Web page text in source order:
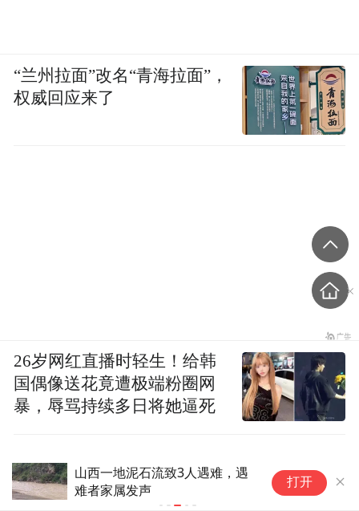
山西一地泥石流致3人遇难，遇
难者家属发声
打开
“兰州拉面”改名“青海拉面”，
权威回应来了
26岁网红直播时轻生！给韩
国偶像送花竟遭极端粉圈网
暴，辱骂持续多日将她逼死